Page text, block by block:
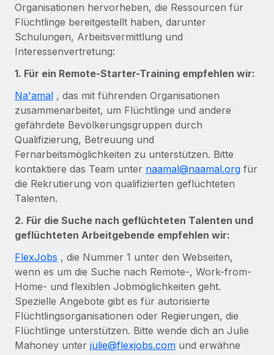
Phiture ist der unumstrittene Marktführer im Bereich der
Wachstumsberatung für mobile Apps. Das...
Mehr erfahren
Organisationen hervorheben, die Ressourcen für
Flüchtlinge bereitgestellt haben, darunter
Schulungen, Arbeitsvermittlung und
Interessenvertretung:
1. Für ein Remote-Starter-Training empfehlen wir:
Na'amal , das mit führenden Organisationen
zusammenarbeitet, um Flüchtlinge und andere
gefährdete Bevölkerungsgruppen durch
Qualifizierung, Betreuung und
Fernarbeitsmöglichkeiten zu unterstützen. Bitte
kontaktiere das Team unter naamal@naamal.org für
die Rekrutierung von qualifizierten geflüchteten
Talenten.
2. Für die Suche nach geflüchteten Talenten und
geflüchteten Arbeitgebende empfehlen wir:
FlexJobs , die Nummer 1 unter den Webseiten,
wenn es um die Suche nach Remote-, Work-from-
Home- und flexiblen Jobmöglichkeiten geht.
Spezielle Angebote gibt es für autorisierte
Flüchtlingsorganisationen oder Regierungen, die
Flüchtlinge unterstützen. Bitte wende dich an Julie
Mahoney unter julie@flexjobs.com und erwähne